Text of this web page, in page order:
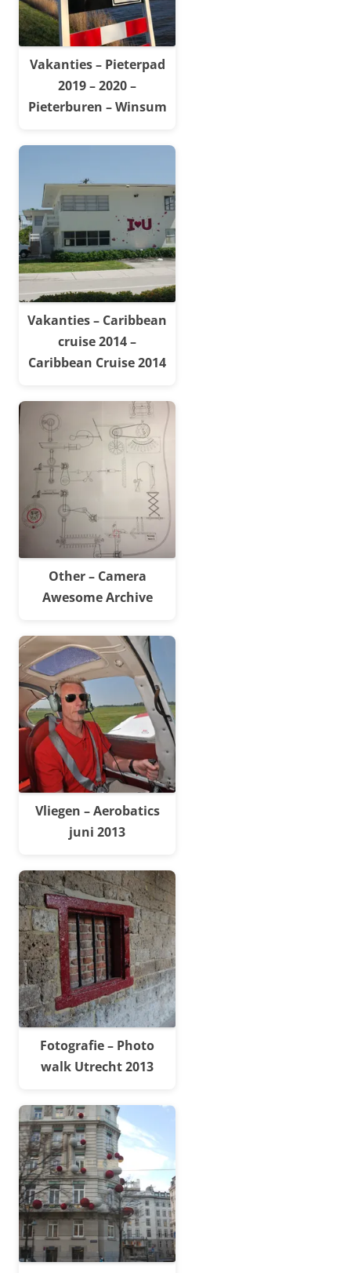
Vakanties – Pieterpad
2019 – 2020 –
Pieterburen – Winsum
Vakanties – Caribbean
cruise 2014 –
Caribbean Cruise 2014
Other – Camera
Awesome Archive
Vliegen – Aerobatics
juni 2013
Fotografie – Photo
walk Utrecht 2013